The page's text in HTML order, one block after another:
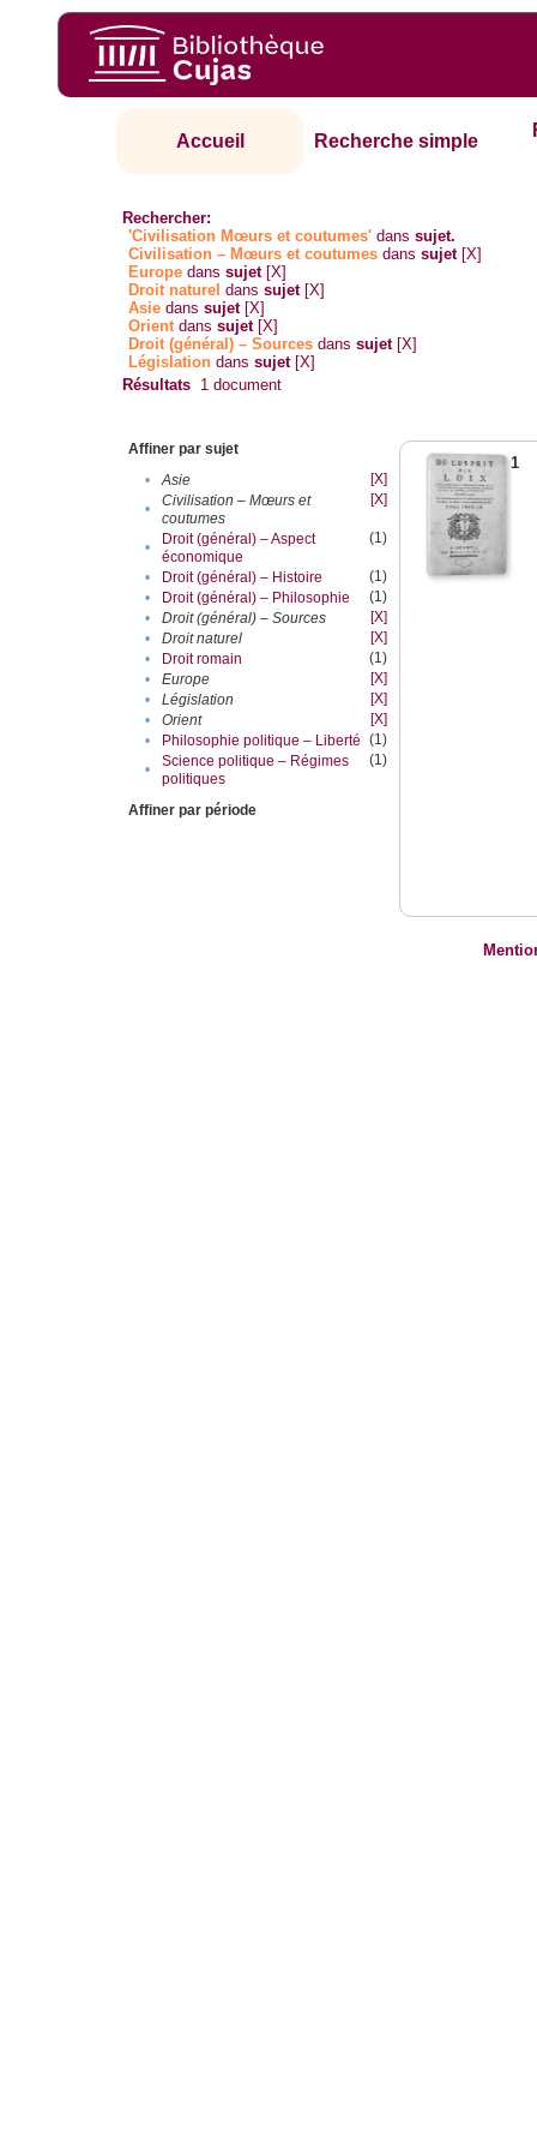
Accueil Recherche simple
Rechercher:
'Civilisation Mœurs et coutumes' danssujet.
Civilisation – Mœurs et coutumes danssujet [X]
Europe danssujet [X]
Droit naturel danssujet [X]
Asie danssujet [X]
Orientdanssujet [X]
Droit (général) – Sources danssujet [X]
Législation danssujet [X]
Résultats 1 document
Affiner par sujet
•
Asie
[X]
•
Civilisation – Mœurs et
coutumes
[X]
•
Droit (général) – Aspect
économique
(1)
• Droit (général) – Histoire
(1)
•
Droit (général) – Philosophie
(1)
•
Droit (général) – Sources
[X]
•
Droit naturel
[X]
•
Droit romain
(1)
•
Europe
[X]
•
Législation
[X]
•
Orient
[X]
•
Philosophie politique – Liberté (1)
•
Science politique – Régimes
politiques
(1)
Affiner par période
1